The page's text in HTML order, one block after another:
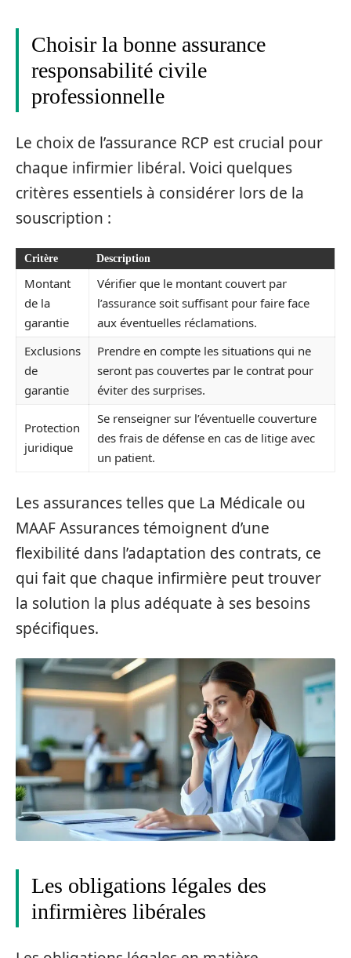
Choisir la bonne assurance
responsabilité civile
professionnelle
Le choix de l’assurance RCP est crucial pour
chaque infirmier libéral. Voici quelques
critères essentiels à considérer lors de la
souscription :
Critère Description
Montant
de la
garantie
Vérifier que le montant couvert par
l’assurance soit suffisant pour faire face
aux éventuelles réclamations.
Exclusions
de
garantie
Prendre en compte les situations qui ne
seront pas couvertes par le contrat pour
éviter des surprises.
Protection
juridique
Se renseigner sur l’éventuelle couverture
des frais de défense en cas de litige avec
un patient.
Les assurances telles que La Médicale ou
MAAF Assurances témoignent d’une
flexibilité dans l’adaptation des contrats, ce
qui fait que chaque infirmière peut trouver
la solution la plus adéquate à ses besoins
spécifiques.
Les obligations légales des
infirmières libérales